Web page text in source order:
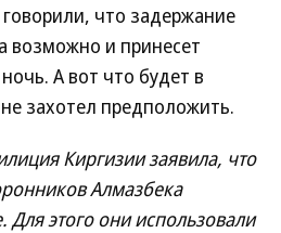
что задержание
возможно и принесет
А вот что будет в
захотел предположить.
Киргизии заявила, что
Алмазбека
этого они использовали